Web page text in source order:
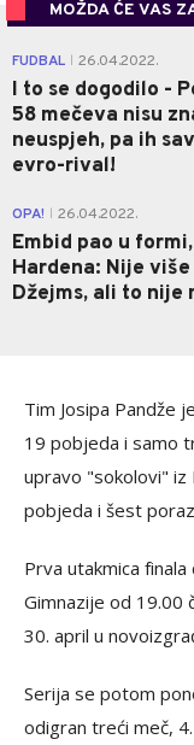
MOŽDA ĆE VAS
FUDBAL 26.04.2022.
I to se dogodilo -
58 mečeva nisu
neuspjeh, pa ih
evro-rival!
OPA! 26.04.2022.
Embid pao u
Hardena: Nije
Džejms, ali to nije
Tim Josipa Pandže
19 pobjeda i samo
upravo "sokolovi" iz
pobjeda i šest
Prva utakmica
Gimnazije od 19.00
30. april u
Serija se potom
odigran treći meč,